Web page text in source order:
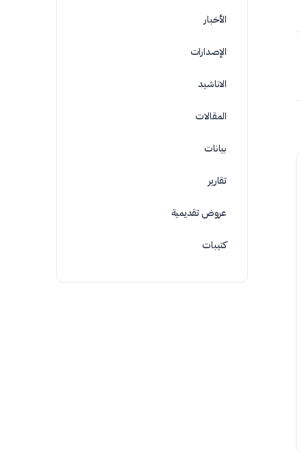
الأخبار
الإصدارات
الاناشيد
المقالات
بيانات
تقارير
عروض تقديمية
كتيبات